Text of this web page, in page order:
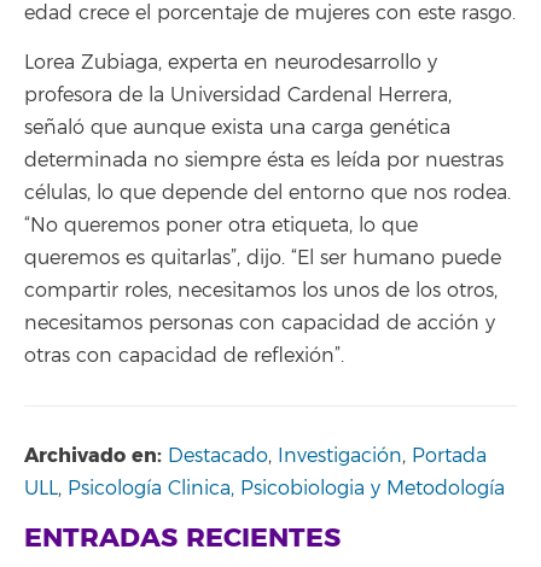
edad crece el porcentaje de mujeres con este rasgo.
Lorea Zubiaga, experta en neurodesarrollo y
profesora de la Universidad Cardenal Herrera,
señaló que aunque exista una carga genética
determinada no siempre ésta es leída por nuestras
células, lo que depende del entorno que nos rodea.
“No queremos poner otra etiqueta, lo que
queremos es quitarlas”, dijo. “El ser humano puede
compartir roles, necesitamos los unos de los otros,
necesitamos personas con capacidad de acción y
otras con capacidad de reflexión”.
Archivado en: Destacado, Investigación, Portada
ULL, Psicología Clinica, Psicobiologia y Metodología
ENTRADAS RECIENTES